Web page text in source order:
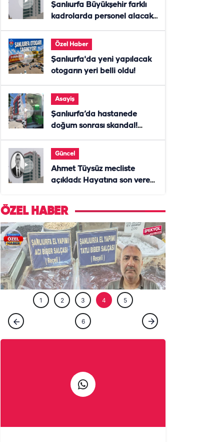
Şanlıurfa Büyükşehir farklı
kadrolarda personel alacak!
Özel Haber
Şanlıurfa'da yeni yapılacak
otogarın yeri belli oldu!
Asayiş
Şanlıurfa’da hastanede
doğum sonrası skandal!
Güncel
Ahmet Tüysüz mecliste
açıkladı: Hayatına son veren
ÖZEL HABER
ÖZEL HABER
Gurbetçi talebi Urfa esnafına sezonu
1 2 3 4 5
6